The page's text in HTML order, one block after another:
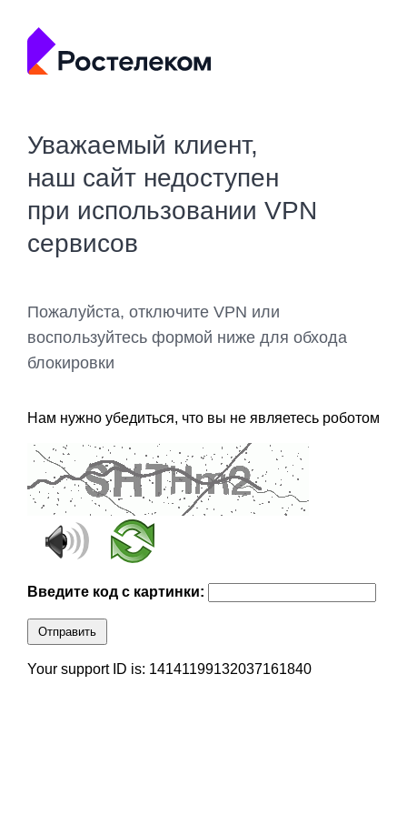
Уважаемый клиент,
наш сайт недоступен
при использовании VPN
сервисов
Пожалуйста, отключите VPN или
воспользуйтесь формой ниже для обхода
блокировки
Нам нужно убедиться, что вы не являетесь роботом
Введите код с картинки:
Отправить
Your support ID is: 14141199132037161840